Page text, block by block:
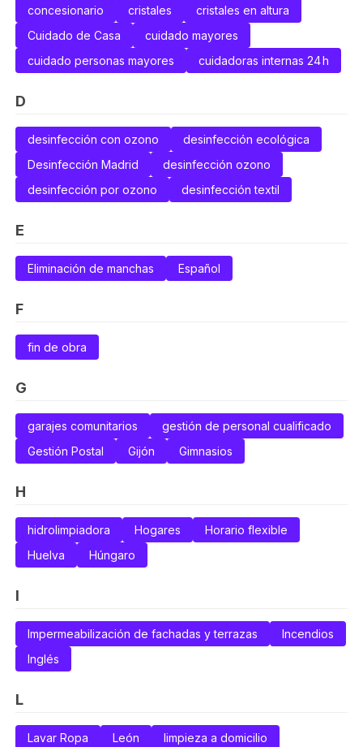
concesionario
cristales
cristales en altura
Cuidado de Casa
cuidado mayores
cuidado personas mayores
cuidadoras internas 24 h
D
desinfección con ozono
desinfección ecológica
Desinfección Madrid
desinfección ozono
desinfección por ozono
desinfección textil
E
Eliminación de manchas Español
F
fin de obra
G
garajes comunitarios
gestión de personal cualificado
Gestión Postal
Gijón Gimnasios
H
hidrolimpiadora Hogares
Horario flexible
Huelva
Húngaro
I
Impermeabilización de fachadas y terrazas
Incendios
Inglés
L
Lavar Ropa León limpieza a domicilio